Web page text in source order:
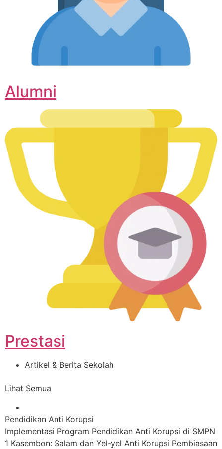
Alumni
Prestasi
Artikel & Berita Sekolah
Lihat Semua
Pendidikan Anti Korupsi
Implementasi Program Pendidikan Anti Korupsi di SMPN
1 Kasembon: Salam dan Yel-yel Anti Korupsi Pembiasaan